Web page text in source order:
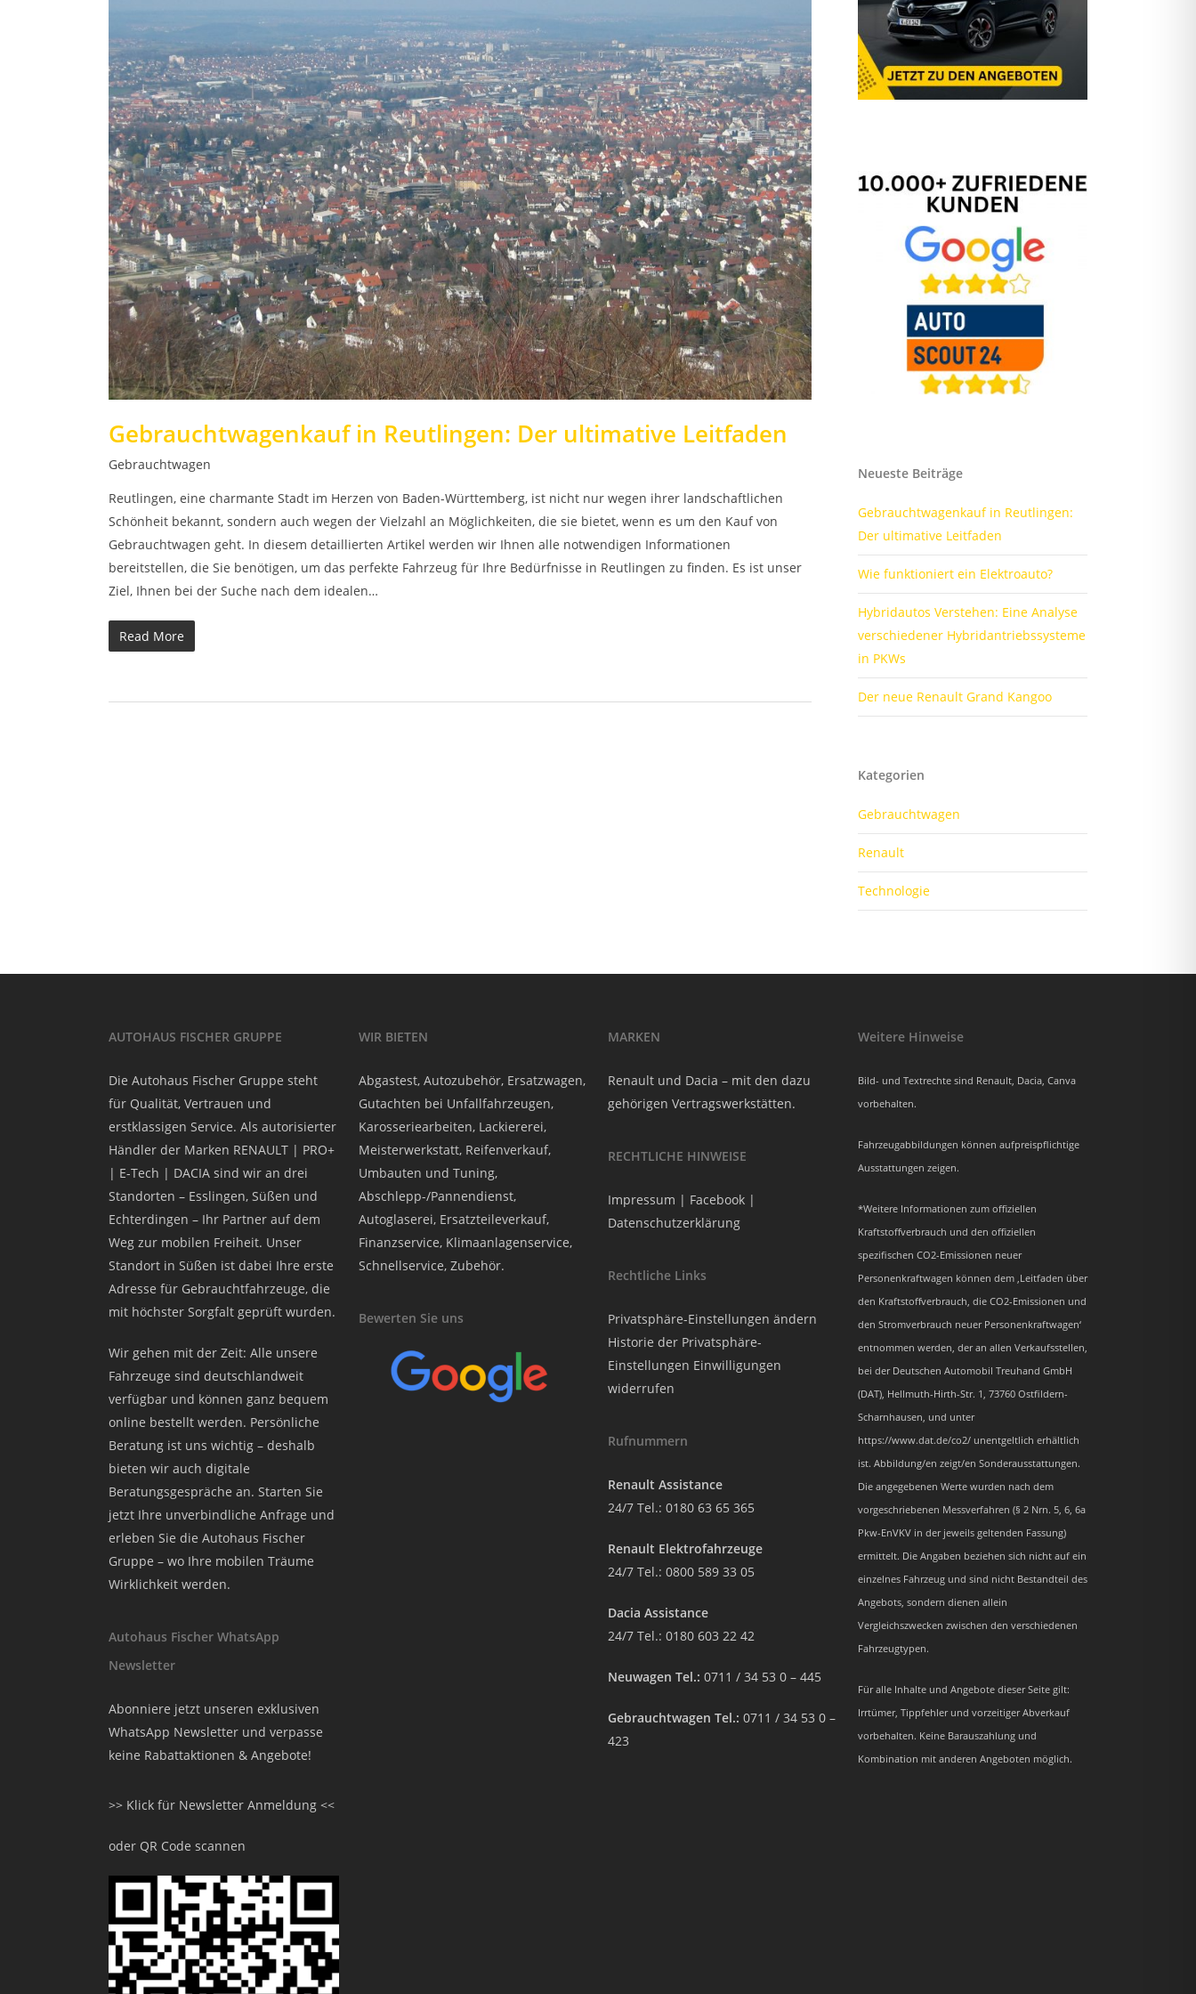
Gebrauchtwagenkauf in Reutlingen: Der ultimative Leitfaden
Gebrauchtwagen
Reutlingen, eine charmante Stadt im Herzen von Baden-Württemberg, ist nicht nur wegen ihrer landschaftlichen
Schönheit bekannt, sondern auch wegen der Vielzahl an Möglichkeiten, die sie bietet, wenn es um den Kauf von
Gebrauchtwagen geht. In diesem detaillierten Artikel werden wir Ihnen alle notwendigen Informationen
bereitstellen, die Sie benötigen, um das perfekte Fahrzeug für Ihre Bedürfnisse in Reutlingen zu finden. Es ist unser
Ziel, Ihnen bei der Suche nach dem idealen…
Read More
Neueste Beiträge
Gebrauchtwagenkauf in Reutlingen:
Der ultimative Leitfaden
Wie funktioniert ein Elektroauto?
Hybridautos Verstehen: Eine Analyse
verschiedener Hybridantriebssysteme
in PKWs
Der neue Renault Grand Kangoo
Kategorien
Gebrauchtwagen
Renault
Technologie
AUTOHAUS FISCHER GRUPPE
Die Autohaus Fischer Gruppe steht
für Qualität, Vertrauen und
erstklassigen Service. Als autorisierter
Händler der Marken RENAULT | PRO+
| E-Tech | DACIA sind wir an drei
Standorten – Esslingen, Süßen und
Echterdingen – Ihr Partner auf dem
Weg zur mobilen Freiheit. Unser
Standort in Süßen ist dabei Ihre erste
Adresse für Gebrauchtfahrzeuge, die
mit höchster Sorgfalt geprüft wurden.
Wir gehen mit der Zeit: Alle unsere
Fahrzeuge sind deutschlandweit
verfügbar und können ganz bequem
online bestellt werden. Persönliche
Beratung ist uns wichtig – deshalb
bieten wir auch digitale
Beratungsgespräche an. Starten Sie
jetzt Ihre unverbindliche Anfrage und
erleben Sie die Autohaus Fischer
Gruppe – wo Ihre mobilen Träume
Wirklichkeit werden.
Autohaus Fischer WhatsApp
Newsletter
Abonniere jetzt unseren exklusiven
WhatsApp Newsletter und verpasse
keine Rabattaktionen & Angebote!
>> Klick für Newsletter Anmeldung <<
oder QR Code scannen
WIR BIETEN
Abgastest, Autozubehör, Ersatzwagen,
Gutachten bei Unfallfahrzeugen,
Karosseriearbeiten, Lackiererei,
Meisterwerkstatt, Reifenverkauf,
Umbauten und Tuning,
Abschlepp-/Pannendienst,
Autoglaserei, Ersatzteileverkauf,
Finanzservice, Klimaanlagenservice,
Schnellservice, Zubehör.
Bewerten Sie uns
MARKEN
Renault und Dacia – mit den dazu
gehörigen Vertragswerkstätten.
RECHTLICHE HINWEISE
Impressum | Facebook |
Datenschutzerklärung
Rechtliche Links
Privatsphäre-Einstellungen ändern
Historie der Privatsphäre-
Einstellungen Einwilligungen
widerrufen
Rufnummern
Renault Assistance
24/7 Tel.: 0180 63 65 365
Renault Elektrofahrzeuge
24/7 Tel.: 0800 589 33 05
Dacia Assistance
24/7 Tel.: 0180 603 22 42
Neuwagen Tel.: 0711 / 34 53 0 – 445
Gebrauchtwagen Tel.: 0711 / 34 53 0 –
423
Weitere Hinweise
Bild- und Textrechte sind Renault, Dacia, Canva
vorbehalten.
Fahrzeugabbildungen können aufpreispflichtige
Ausstattungen zeigen.
*Weitere Informationen zum offiziellen
Kraftstoffverbrauch und den offiziellen
spezifischen CO2-Emissionen neuer
Personenkraftwagen können dem ‚Leitfaden über
den Kraftstoffverbrauch, die CO2-Emissionen und
den Stromverbrauch neuer Personenkraftwagen‘
entnommen werden, der an allen Verkaufsstellen,
bei der Deutschen Automobil Treuhand GmbH
(DAT), Hellmuth-Hirth-Str. 1, 73760 Ostfildern-
Scharnhausen, und unter
https://www.dat.de/co2/ unentgeltlich erhältlich
ist. Abbildung/en zeigt/en Sonderausstattungen.
Die angegebenen Werte wurden nach dem
vorgeschriebenen Messverfahren (§ 2 Nrn. 5, 6, 6a
Pkw-EnVKV in der jeweils geltenden Fassung)
ermittelt. Die Angaben beziehen sich nicht auf ein
einzelnes Fahrzeug und sind nicht Bestandteil des
Angebots, sondern dienen allein
Vergleichszwecken zwischen den verschiedenen
Fahrzeugtypen.
Für alle Inhalte und Angebote dieser Seite gilt:
Irrtümer, Tippfehler und vorzeitiger Abverkauf
vorbehalten. Keine Barauszahlung und
Kombination mit anderen Angeboten möglich.